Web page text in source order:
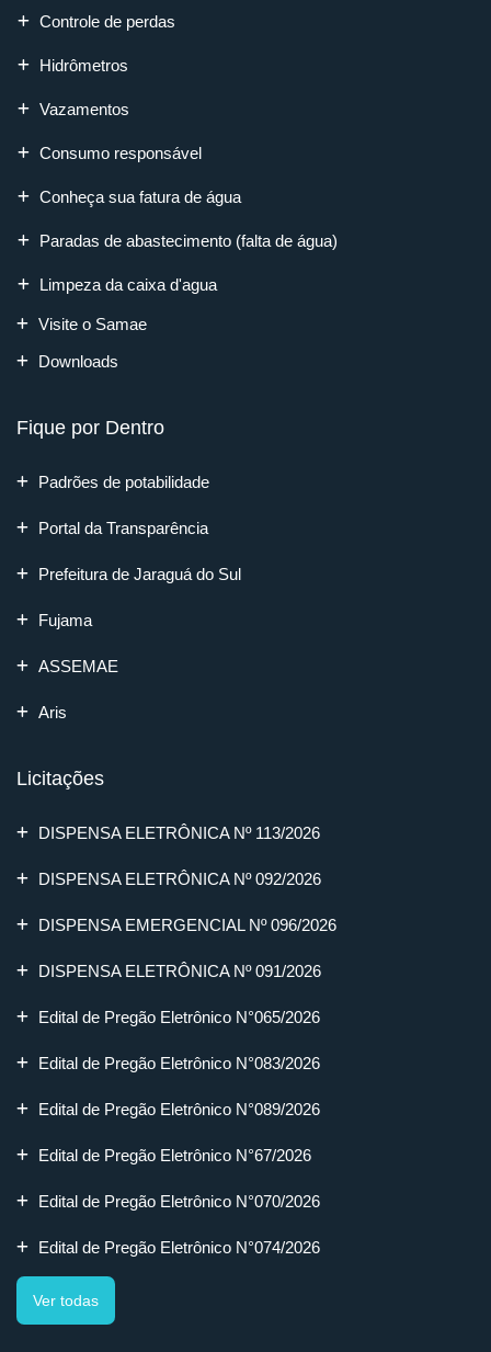
Controle de perdas
Hidrômetros
Vazamentos
Consumo responsável
Conheça sua fatura de água
Paradas de abastecimento (falta de água)
Limpeza da caixa d'agua
Visite o Samae
Downloads
Fique por Dentro
Padrões de potabilidade
Portal da Transparência
Prefeitura de Jaraguá do Sul
Fujama
ASSEMAE
Aris
Licitações
DISPENSA ELETRÔNICA Nº 113/2026
DISPENSA ELETRÔNICA Nº 092/2026
DISPENSA EMERGENCIAL Nº 096/2026
DISPENSA ELETRÔNICA Nº 091/2026
Edital de Pregão Eletrônico N°065/2026
Edital de Pregão Eletrônico N°083/2026
Edital de Pregão Eletrônico N°089/2026
Edital de Pregão Eletrônico N°67/2026
Edital de Pregão Eletrônico N°070/2026
Edital de Pregão Eletrônico N°074/2026
Ver todas